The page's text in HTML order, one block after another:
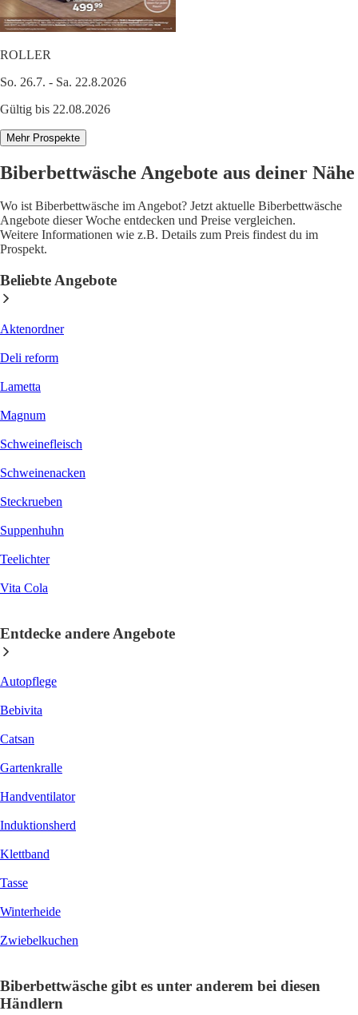
ROLLER
So. 26.7. - Sa. 22.8.2026
Gültig bis 22.08.2026
Mehr Prospekte
Biberbettwäsche Angebote aus deiner Nähe
Wo ist Biberbettwäsche im Angebot? Jetzt aktuelle Biberbettwäsche
Angebote dieser Woche entdecken und Preise vergleichen.
Weitere Informationen wie z.B. Details zum Preis findest du im
Prospekt.
Beliebte Angebote
Aktenordner
Deli reform
Lametta
Magnum
Schweinefleisch
Schweinenacken
Steckrueben
Suppenhuhn
Teelichter
Vita Cola
Entdecke andere Angebote
Autopflege
Bebivita
Catsan
Gartenkralle
Handventilator
Induktionsherd
Klettband
Tasse
Winterheide
Zwiebelkuchen
Biberbettwäsche gibt es unter anderem bei diesen
Händlern